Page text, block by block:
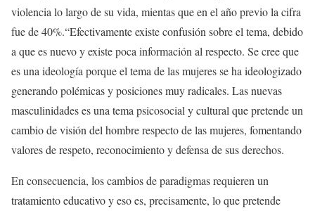
violencia lo largo de su vida, mientas que en el año previo la cifra
fue de 40%.“Efectivamente existe confusión sobre el tema, debido
a que es nuevo y existe poca información al respecto. Se cree que
es una ideología porque el tema de las mujeres se ha ideologizado
generando polémicas y posiciones muy radicales. Las nuevas
masculinidades es una tema psicosocial y cultural que pretende un
cambio de visión del hombre respecto de las mujeres, fomentando
valores de respeto, reconocimiento y defensa de sus derechos.
En consecuencia, los cambios de paradigmas requieren un
tratamiento educativo y eso es, precisamente, lo que pretende